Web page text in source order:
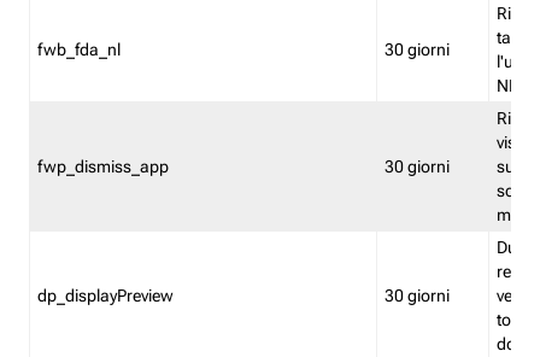
fwb_fda_nl 30 giorni
NL
fwp_dismiss_app 30 giorni
visto
dp_displayPreview 30 giorni
torna
dopo